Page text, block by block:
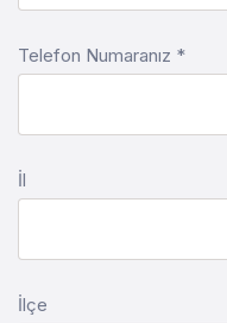
Telefon Numaranız *
İl
İlçe